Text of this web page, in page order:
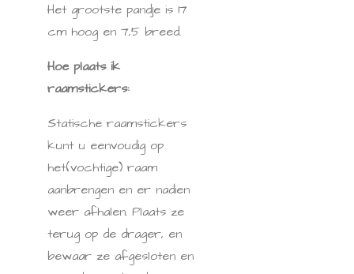
Het grootste pandje is 17
cm hoog en 7,5 breed.
Hoe plaats ik
raamstickers:
Statische raamstickers
kunt u eenvoudig op
het(vochtige) raam
aanbrengen en er nadien
weer afhalen. Plaats ze
terug op de drager, en
bewaar ze afgesloten en